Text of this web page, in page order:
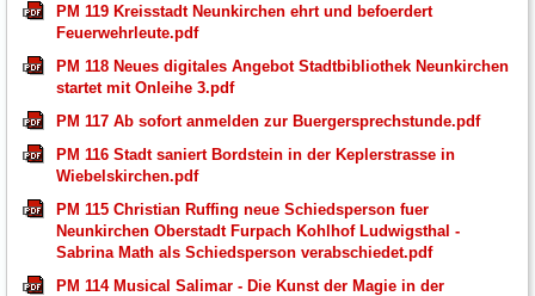
PM 119 Kreisstadt Neunkirchen ehrt und befoerdert
Feuerwehrleute.pdf
PM 118 Neues digitales Angebot Stadtbibliothek Neunkirchen
startet mit Onleihe 3.pdf
PM 117 Ab sofort anmelden zur Buergersprechstunde.pdf
PM 116 Stadt saniert Bordstein in der Keplerstrasse in
Wiebelskirchen.pdf
PM 115 Christian Ruffing neue Schiedsperson fuer
Neunkirchen Oberstadt Furpach Kohlhof Ludwigsthal -
Sabrina Math als Schiedsperson verabschiedet.pdf
PM 114 Musical Salimar - Die Kunst der Magie in der